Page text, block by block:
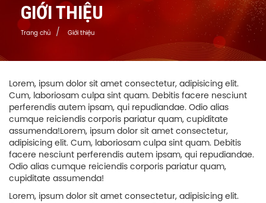
GIỚI THIỆU
Trang chủ Giới thiệu
Lorem, ipsum dolor sit amet consectetur, adipisicing elit.
Cum, laboriosam culpa sint quam. Debitis facere nesciunt
perferendis autem ipsam, qui repudiandae. Odio alias
cumque reiciendis corporis pariatur quam, cupiditate
assumenda!Lorem, ipsum dolor sit amet consectetur,
adipisicing elit. Cum, laboriosam culpa sint quam. Debitis
facere nesciunt perferendis autem ipsam, qui repudiandae.
Odio alias cumque reiciendis corporis pariatur quam,
cupiditate assumenda!
Lorem, ipsum dolor sit amet consectetur, adipisicing elit.